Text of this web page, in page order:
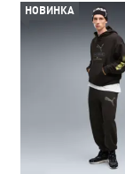
НОВИНКА